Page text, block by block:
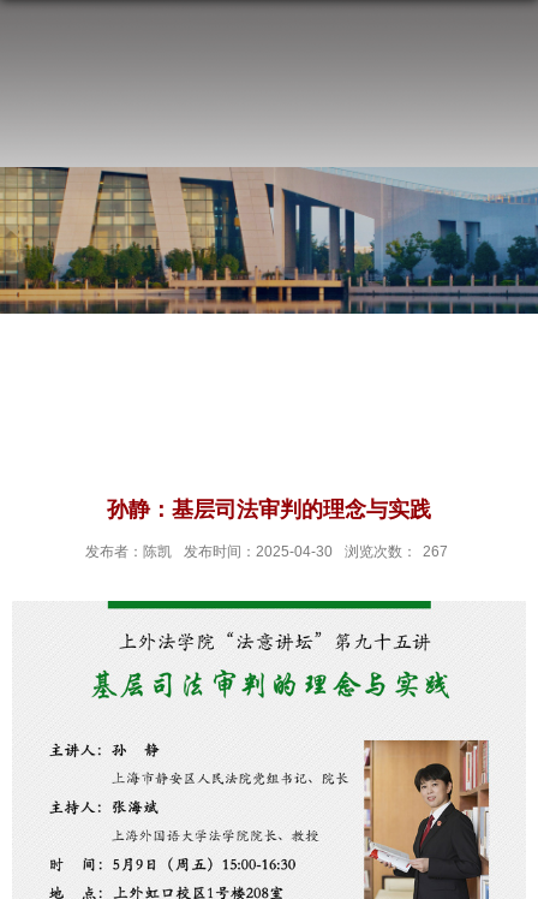
孙静：基层司法审判的理念与实践
发布者：陈凯 发布时间：2025-04-30 浏览次数： 267